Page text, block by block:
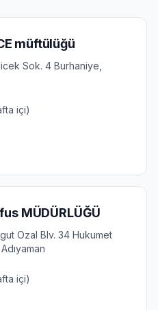
müftülüğü
Sok. 4 Burhaniye,
içi)
MÜDÜRLÜĞÜ
Ozal Blv. 34 Hukumet
içi)